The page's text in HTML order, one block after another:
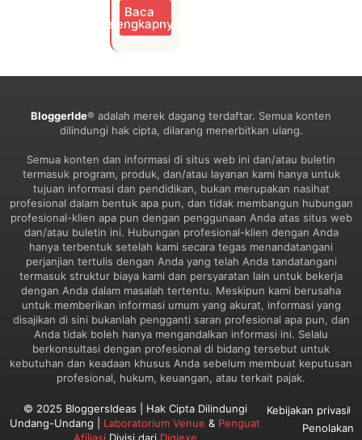
Baca
Selengkapnya
BloggerIde® adalah merek dagang terdaftar. Semua konten
dilindungi hak cipta, dilarang menerbitkan ulang.
Semua konten dan informasi di situs web ini dan/atau buletin
termasuk program, produk, dan/atau layanan kami hanya untuk
tujuan informasi dan pendidikan, bukan merupakan nasihat
profesional dalam bentuk apa pun, dan tidak membangun hubungan
profesional-klien apa pun dengan penggunaan Anda atas situs web
dan/atau buletin ini. Hubungan profesional-klien dengan Anda
hanya terbentuk setelah kami secara tegas menandatangani
perjanjian tertulis dengan Anda yang telah Anda tandatangani
termasuk struktur biaya kami dan persyaratan lain untuk bekerja
dengan Anda dalam masalah tertentu. Meskipun kami berusaha
untuk memberikan informasi umum yang akurat, informasi yang
disajikan di sini bukanlah pengganti saran profesional apa pun, dan
Anda tidak boleh hanya mengandalkan informasi ini. Selalu
berkonsultasi dengan profesional di bidang tersebut untuk
kebutuhan dan keadaan khusus Anda sebelum membuat keputusan
profesional, hukum, keuangan, atau terkait pajak.
© 2025 BloggersIdeas | Hak Cipta Dilindungi
Undang-Undang | Laboratorium Venue& Penguat
Kebijakan privasi
Penolakan